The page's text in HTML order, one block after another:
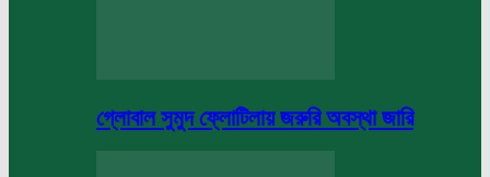
গ্লোবাল সুমুদ ফ্লোটিলায় জরুরি অবস্থা জারি